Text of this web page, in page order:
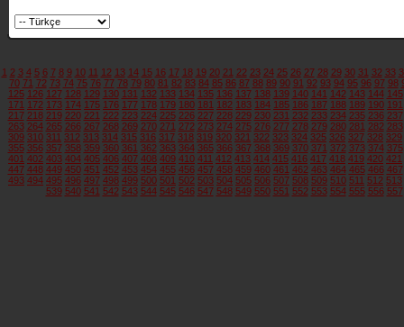
1 2 3 4 5 6 7 8 9 10 11 12 13 14 15 16 17 18 19 20 21 22 23 24 25 26 27 28 29 30 31 32 33
70 71 72 73 74 75 76 77 78 79 80 81 82 83 84 85 86 87 88 89 90 91 92 93 94 95 96 97 98
125 126 127 128 129 130 131 132 133 134 135 136 137 138 139 140 141 142 143 144 145
171 172 173 174 175 176 177 178 179 180 181 182 183 184 185 186 187 188 189 190 191
217 218 219 220 221 222 223 224 225 226 227 228 229 230 231 232 233 234 235 236 237
263 264 265 266 267 268 269 270 271 272 273 274 275 276 277 278 279 280 281 282 283
309 310 311 312 313 314 315 316 317 318 319 320 321 322 323 324 325 326 327 328 329
355 356 357 358 359 360 361 362 363 364 365 366 367 368 369 370 371 372 373 374 375
401 402 403 404 405 406 407 408 409 410 411 412 413 414 415 416 417 418 419 420 421
447 448 449 450 451 452 453 454 455 456 457 458 459 460 461 462 463 464 465 466 467
493 494 495 496 497 498 499 500 501 502 503 504 505 506 507 508 509 510 511 512 513
539 540 541 542 543 544 545 546 547 548 549 550 551 552 553 554 555 556 557